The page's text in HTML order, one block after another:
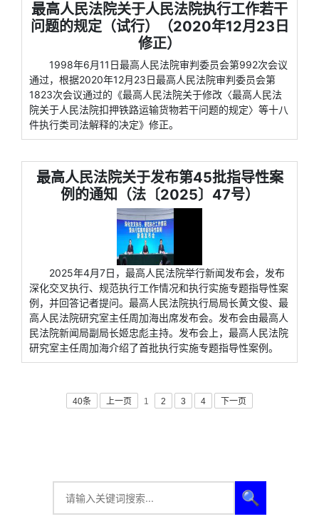
最高人民法院关于人民法院执行工作若干
问题的规定（试行）（2020年12月23日
修正）
1998年6月11日最高人民法院审判委员会第992次会议
通过，根据2020年12月23日最高人民法院审判委员会第
1823次会议通过的《最高人民法院关于修改〈最高人民法
院关于人民法院扣押铁路运输货物若干问题的规定〉等十八
件执行类司法解释的决定》修正。
最高人民法院关于发布第45批指导性案
例的通知（法〔2025〕47号）
2025年4月7日，最高人民法院举行新闻发布会，发布
深化交叉执行、规范执行工作情况和执行实施专题指导性案
例，并回答记者提问。最高人民法院执行局局长黄文俊、最
高人民法院研究室主任周加海出席发布会。发布会由最高人
民法院新闻局副局长姬忠彪主持。发布会上，最高人民法院
研究室主任周加海介绍了首批执行实施专题指导性案例。
40条 上一页 1 2 3 4 下一页
🔍